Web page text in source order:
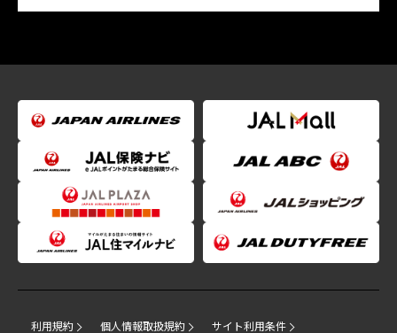
利用規約 個人情報取扱規約 サイト利用条件